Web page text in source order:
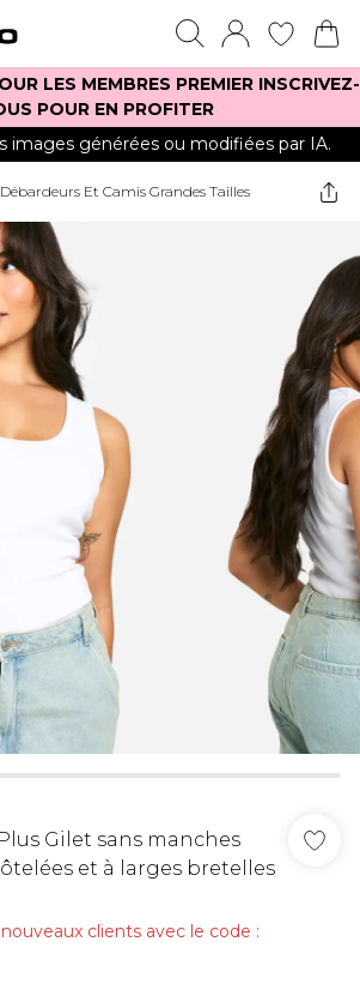
LES MEMBRES PREMIER INSCRIVEZ-
POUR EN PROFITER
images générées ou modifiées par IA.
Débardeurs Et Camis Grandes Tailles
Gilet sans manches
et à larges bretelles
clients avec le code :